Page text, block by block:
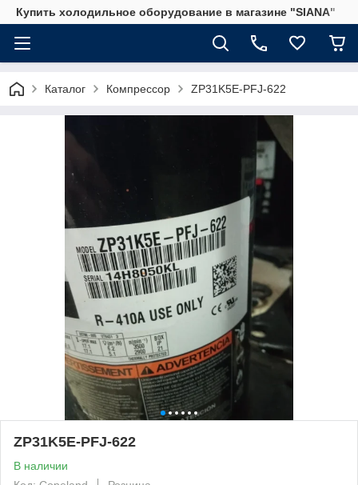
Купить холодильное оборудование в магазине "SIANA"
Каталог Компрессор ZP31K5E-PFJ-622
ZP31K5E-PFJ-622
В наличии